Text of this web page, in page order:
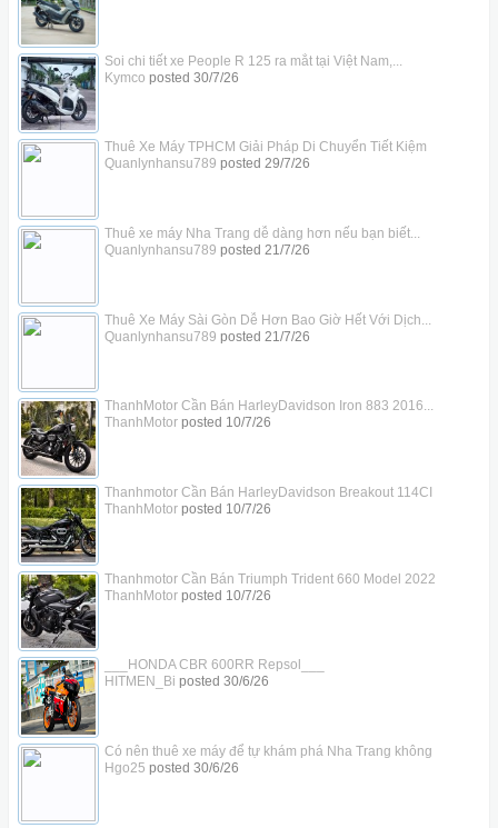
Soi chi tiết xe People R 125 ra mắt tại Việt Nam,...
Kymco posted 30/7/26
Thuê Xe Máy TPHCM Giải Pháp Di Chuyển Tiết Kiệm
Quanlynhansu789 posted 29/7/26
Thuê xe máy Nha Trang dễ dàng hơn nếu bạn biết...
Quanlynhansu789 posted 21/7/26
Thuê Xe Máy Sài Gòn Dễ Hơn Bao Giờ Hết Với Dịch...
Quanlynhansu789 posted 21/7/26
ThanhMotor Cần Bán HarleyDavidson Iron 883 2016...
ThanhMotorposted 10/7/26
Thanhmotor Cần Bán HarleyDavidson Breakout 114CI
ThanhMotorposted 10/7/26
Thanhmotor Cần Bán Triumph Trident 660 Model 2022
ThanhMotorposted 10/7/26
___HONDA CBR 600RR Repsol___
HITMEN_Bi posted 30/6/26
Có nên thuê xe máy để tự khám phá Nha Trang không
Hgo25 posted 30/6/26